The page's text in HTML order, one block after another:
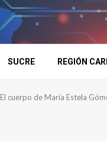
SUCRE REGIÓN
El cuerpo de María Estela